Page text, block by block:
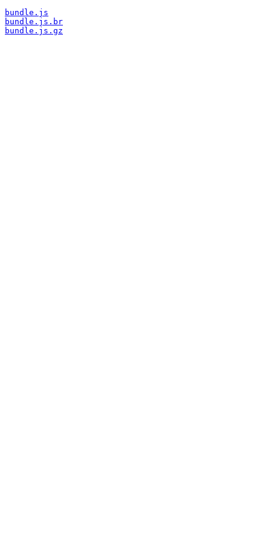
bundle.js
bundle.js.br
bundle.js.gz